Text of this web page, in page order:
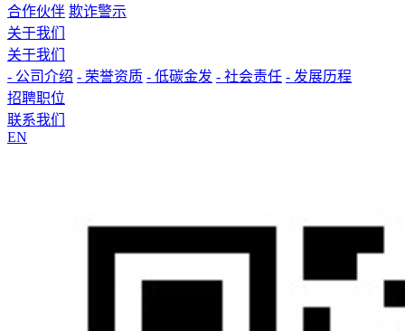
合作伙伴 欺诈警示
关于我们
关于我们
- 公司介绍 - 荣誉资质 - 低碳金发 - 社会责任 - 发展历程
招聘职位
联系我们
EN